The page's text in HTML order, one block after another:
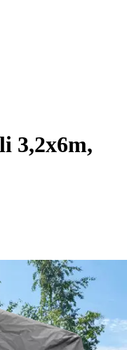
3,2x6m,
Toimitus